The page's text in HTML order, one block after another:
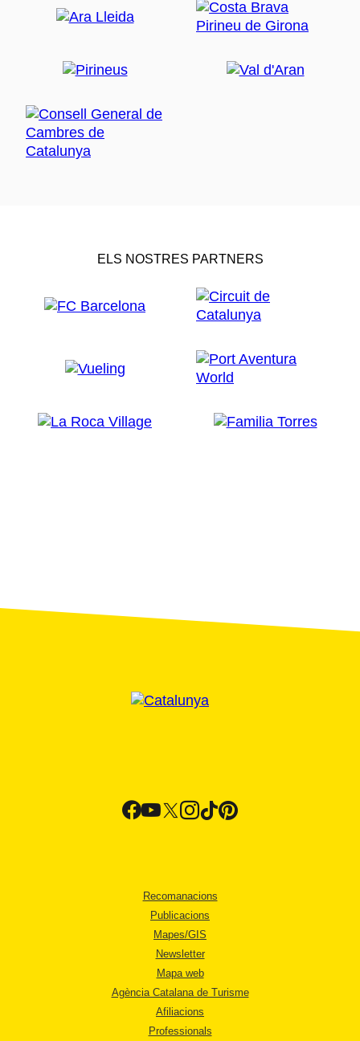
ELS NOSTRES PARTNERS
Recomanacions
Publicacions
Mapes/GIS
Newsletter
Mapa web
Agència Catalana de Turisme
Afiliacions
Professionals